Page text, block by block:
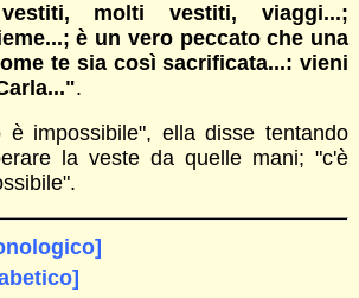
molti vestiti, viaggi...;
è un vero peccato che una
te sia così sacrificata...: vieni
.
è impossibile", ella disse tentando
la veste da quelle mani; "c'è